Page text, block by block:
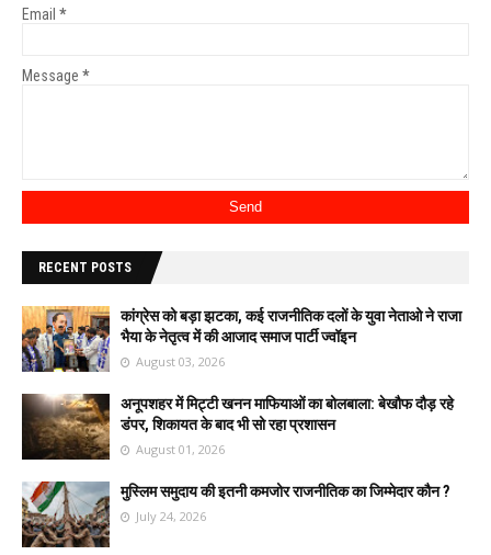
Email *
Message *
RECENT POSTS
कांग्रेस को बड़ा झटका, कई राजनीतिक दलों के युवा नेताओ ने राजा
भैया के नेतृत्व में की आजाद समाज पार्टी ज्वॉइन
August 03, 2026
अनूपशहर में मिट्टी खनन माफियाओं का बोलबाला: बेखौफ दौड़ रहे
डंपर, शिकायत के बाद भी सो रहा प्रशासन
August 01, 2026
मुस्लिम समुदाय की इतनी कमजोर राजनीतिक का जिम्मेदार कौन ?
July 24, 2026